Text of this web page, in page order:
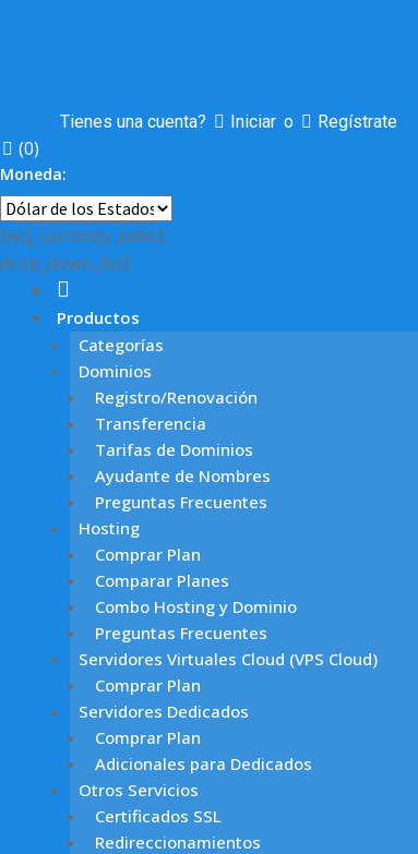
Tienes una cuenta? Iniciar o Regístrate
(0)
Moneda:
[wcj_currency_select_
drop_down_list]
Productos
Categorías
Dominios
Registro/Renovación
Transferencia
Tarifas de Dominios
Ayudante de Nombres
Preguntas Frecuentes
Hosting
Comprar Plan
Comparar Planes
Combo Hosting y Dominio
Preguntas Frecuentes
Servidores Virtuales Cloud (VPS Cloud)
Comprar Plan
Servidores Dedicados
Comprar Plan
Adicionales para Dedicados
Otros Servicios
Certificados SSL
Redireccionamientos